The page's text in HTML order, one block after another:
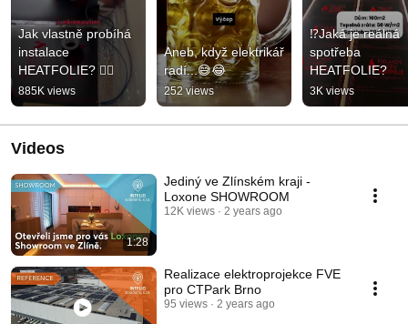
Jak vlastně probíhá
instalace
HEATFOLIE? 👇🏻
885K views
Aneb, když elektrikář
radí...😅😂
252 views
⁉️Jaká je reálná
spotřeba
HEATFOLIE?
3K views
Videos
1:28
Jediný ve Zlínském kraji -
Loxone SHOWROOM
12K views 2 years ago
Realizace elektroprojekce FVE
pro CTPark Brno
95 views 2 years ago